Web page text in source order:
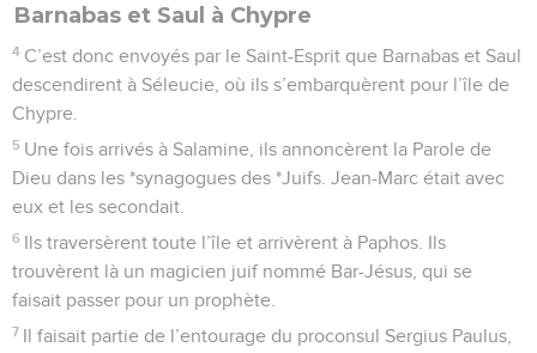
Barnabas et Saul à Chypre
4 C’est donc envoyés par le Saint-Esprit que Barnabas et Saul
descendirent à Séleucie, où ils s’embarquèrent pour l’île de
Chypre.
5 Une fois arrivés à Salamine, ils annoncèrent la Parole de
Dieu dans les *synagogues des *Juifs. Jean-Marc était avec
eux et les secondait.
6 Ils traversèrent toute l’île et arrivèrent à Paphos. Ils
trouvèrent là un magicien juif nommé Bar-Jésus, qui se
faisait passer pour un prophète.
7 Il faisait partie de l’entourage du proconsul Sergius Paulus,